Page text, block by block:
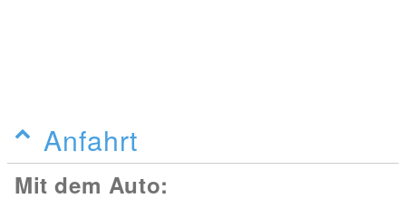
Anfahrt
Mit dem Auto: